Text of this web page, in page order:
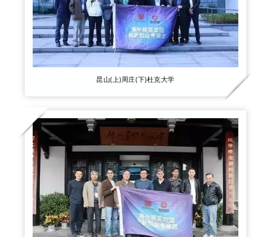
昆山(上)周庄(下)杜克大学